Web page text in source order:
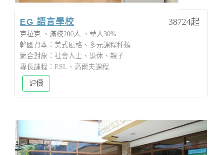
EG 語言學校 38724起
克拉克 滿校200人
華人30%
韓國資本：美式風格、多元課程種類
適合對象：社會人士、退休、親子
專長課程：ESL、高爾夫課程
評價